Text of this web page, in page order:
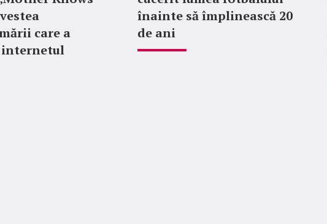
care a
înainte să împlinească 20
de ani